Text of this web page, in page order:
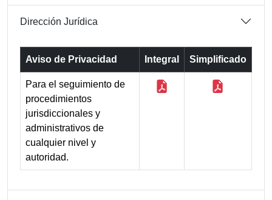
Dirección Jurídica
Aviso de Privacidad Integral Simplificado
Para el seguimiento de
procedimientos
jurisdiccionales y
administrativos de
cualquier nivel y
autoridad.